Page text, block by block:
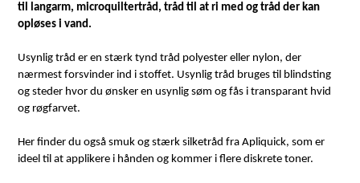
til langarm, microquiltertråd, tråd til at ri med og tråd der kan
opløses i vand.
Usynlig tråd er en stærk tynd tråd polyester eller nylon, der
nærmest forsvinder ind i stoffet. Usynlig tråd bruges til blindsting
og steder hvor du ønsker en usynlig søm og fås i transparant hvid
og røgfarvet.
Her finder du også smuk og stærk silketråd fra Apliquick, som er
ideel til at applikere i hånden og kommer i flere diskrete toner.